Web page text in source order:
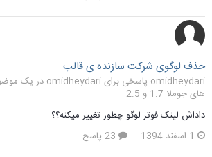
حذف لوگوی شرکت سازنده ی قالب
omidheydari پاسخی برای omidheydari در یک موضوع ارسال کرد در
های جوملا 1.7 و 2.5
داداش لینک فوتر لوگو چطور تغییر میکنه؟؟
1 اسفند 1394